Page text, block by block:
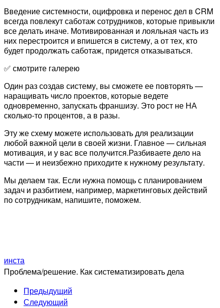
Введение системности, оцифровка и перенос дел в CRM
всегда повлекут саботаж сотрудников, которые привыкли
все делать иначе. Мотивированная и лояльная часть из
них перестроится и впишется в систему, а от тех, кто
будет продолжать саботаж, придется отказываться.
✅ смотрите галерею
Один раз создав систему, вы сможете ее повторять —
наращивать число проектов, которые ведете
одновременно, запускать франшизу. Это рост не НА
сколько-то процентов, а в разы.
Эту же схему можете использовать для реализации
любой важной цели в своей жизни. Главное — сильная
мотивация, и у вас все получится.Разбиваете дело на
части — и неизбежно приходите к нужному результату.
Мы делаем так. Если нужна помощь с планированием
задач и разбитием, например, маркетинговых действий
по сотрудникам, напишите, поможем.
инста
Проблема/решение. Как систематизировать дела
Предыдущий
Следующий